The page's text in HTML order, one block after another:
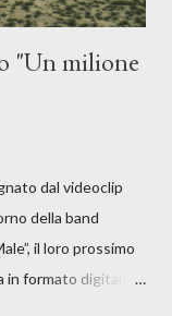
"Un milione
dal videoclip
della band
il loro prossimo
in formato digitale il